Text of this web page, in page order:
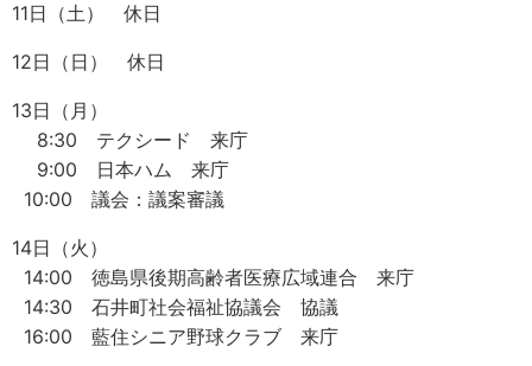
11日（土） 休日
12日（日） 休日
13日（月）
8:30 テクシード 来庁
9:00 日本ハム 来庁
10:00 議会：議案審議
14日（火）
14:00 徳島県後期高齢者医療広域連合 来庁
14:30 石井町社会福祉協議会 協議
16:00 藍住シニア野球クラブ 来庁